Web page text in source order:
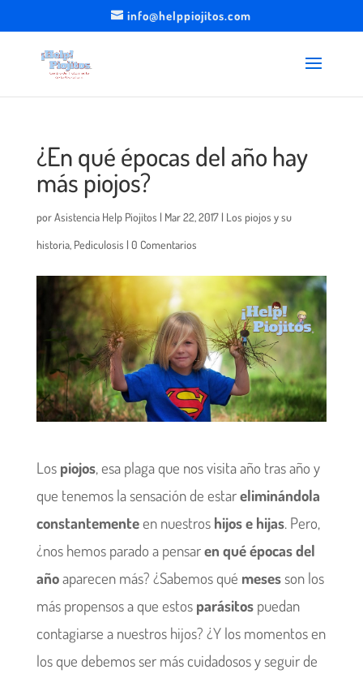
info@helppiojitos.com
¿En qué épocas del año hay
más piojos?
porAsistencia Help Piojitos | Mar 22, 2017| Los piojos y su
historia, Pediculosis | 0 Comentarios
Los piojos, esa plaga que nos visita año tras año y
que tenemos la sensación de estareliminándola
constantementeen nuestros hijos e hijas. Pero,
¿nos hemos parado a pensaren qué épocas del
añoaparecen más? ¿Sabemos qué mesesson los
más propensos a que estos parásitospuedan
contagiarse a nuestros hijos? ¿Y los momentos en
los que debemos ser más cuidadosos y seguir de